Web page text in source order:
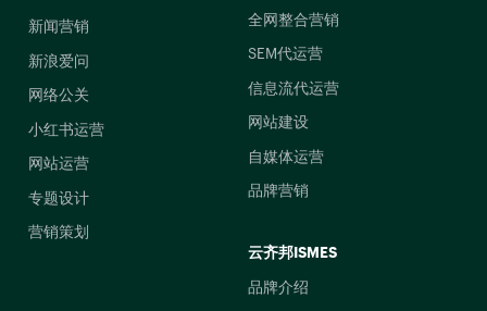
新闻营销
新浪爱问
网络公关
小红书运营
网站运营
专题设计
营销策划
全网整合营销
SEM代运营
信息流代运营
网站建设
自媒体运营
品牌营销
云齐邦ISMES
品牌介绍